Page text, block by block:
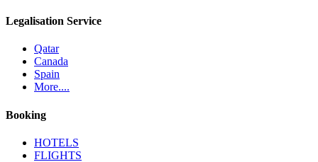
Legalisation Service
Qatar
Canada
Spain
More....
Booking
HOTELS
FLIGHTS